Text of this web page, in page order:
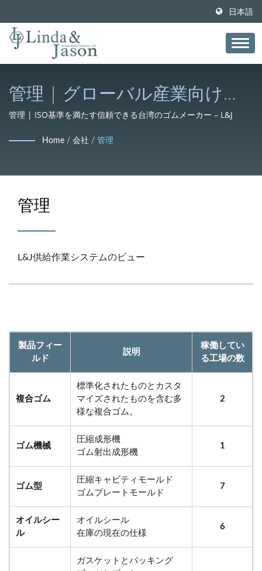
日本語
管理 | グローバル産業向けの
ゴム化合物と配合 – L&J
管理 | ISO基準を満たす信頼できる台湾のゴムメーカー – L&J
Home / 会社 / 管理
管理
L&J供給作業システムのビュー
製品フィー
ルド
説明
稼働してい
る工場の数
複合ゴム
標準化されたものとカスタ
マイズされたものを含む多
様な複合ゴム。
2
ゴム機械
圧縮成形機
ゴム射出成形機
1
ゴム型
圧縮キャビティモールド
ゴムプレートモールド
7
オイルシー
ル
オイルシール
在庫の現在の仕様
6
ガスケットとパッキング